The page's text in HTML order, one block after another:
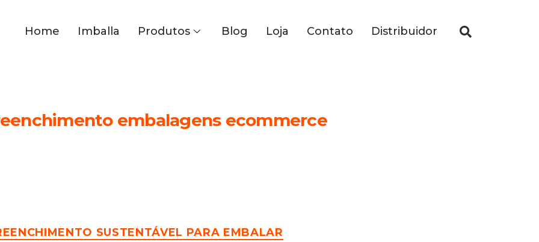
Home Imballa Produtos Blog Loja Contato Distribuidor
embalagens ecommerce
SUSTENTÁVEL PARA EMBALAR